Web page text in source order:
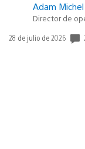
Adam Michel
Director de
Fecha
28 de julio de 2026